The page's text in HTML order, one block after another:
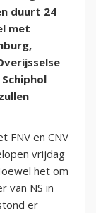
duurt 24
met
FNV en CNV
vrijdag
het om
van NS in
er